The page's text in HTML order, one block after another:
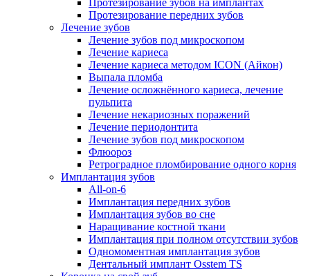
Протезирование передних зубов
Лечение зубов
Лечение зубов под микроскопом
Лечение кариеса
Лечение кариеса методом ICON (Айкон)
Выпала пломба
Лечение осложнённого кариеса, лечение
пульпита
Лечение некариозных поражений
Лечение периодонтита
Лечение зубов под микроскопом
Флюороз
Ретроградное пломбирование одного корня
Имплантация зубов
All-on-6
Имплантация передних зубов
Имплантация зубов во сне
Наращивание костной ткани
Имплантация при полном отсутствии зубов
Одномоментная имплантация зубов
Дентальный имплант Osstem TS